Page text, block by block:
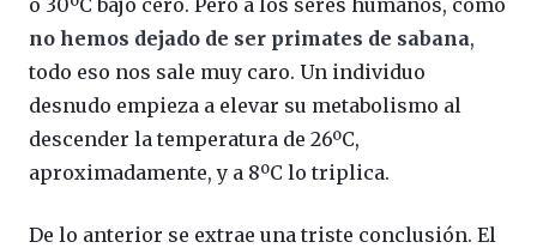
no hemos dejado de ser primates de sabana,
todo eso nos sale muy caro. Un individuo
desnudo empieza a elevar su metabolismo al
descender la temperatura de 26ºC,
aproximadamente, y a 8ºC lo triplica.
De lo anterior se extrae una triste conclusión. El